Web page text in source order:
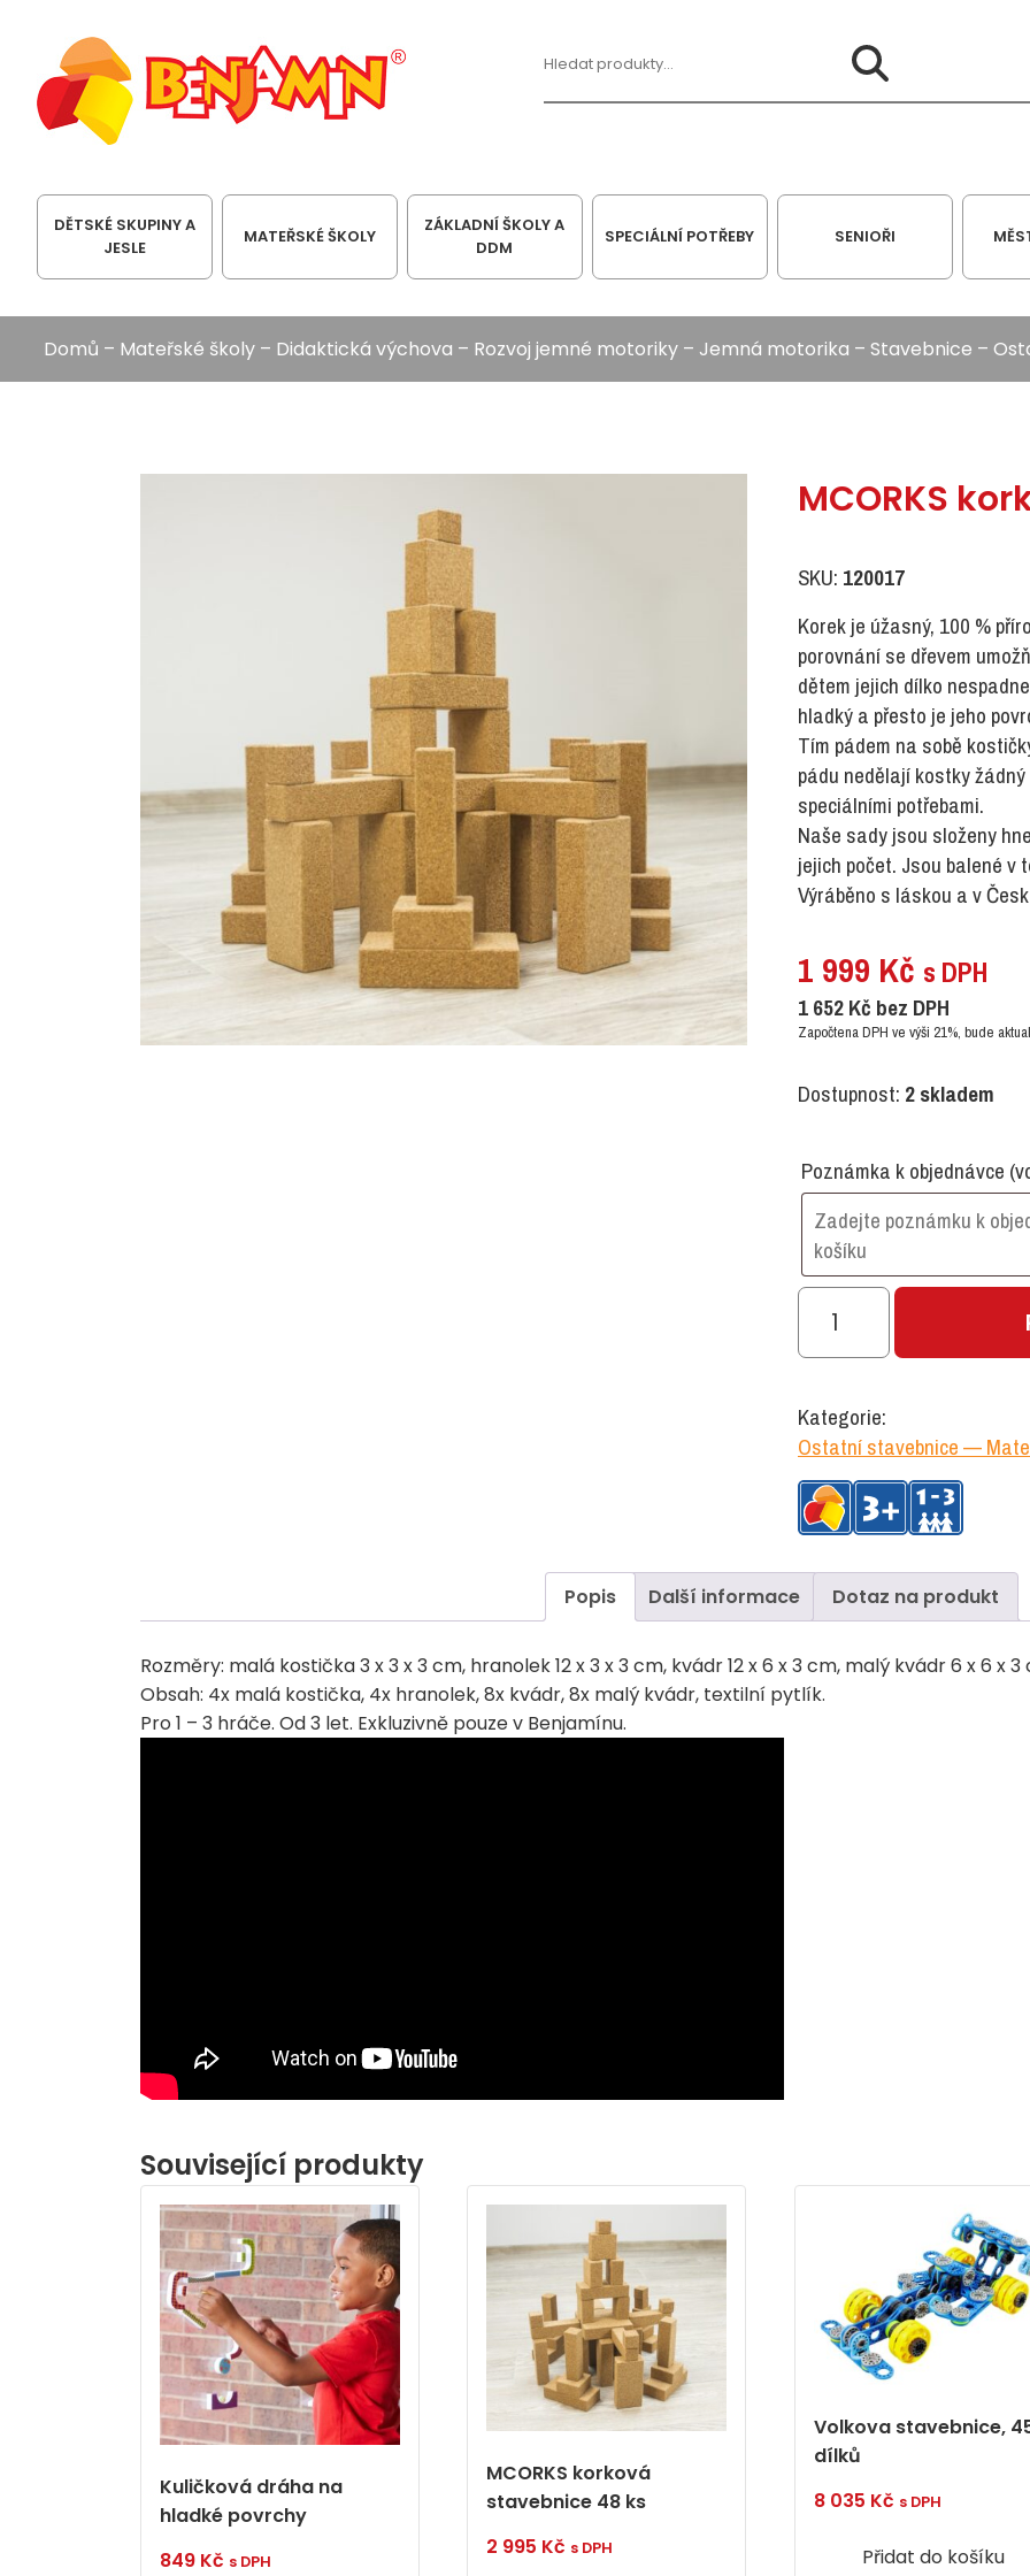
Hledat:
DĚTSKÉ SKUPINY A
JESLE
MATEŘSKÉ ŠKOLY
ZÁKLADNÍ ŠKOLY A
DDM
SPECIÁLNÍ POTŘEBY SENIOŘI
Domů – Mateřské školy– Didaktická výchova – Rozvoj jemné motoriky– Jemná motorika – Stavebnice –
MCORKS
SKU: 120017
Korek je úžasný, 100 %
porovnání se dřevem
dětem jejich dílko
hladký a přesto je jeho
Tím pádem na sobě
pádu nedělají kostky
speciálními potřebami.
Naše sady jsou složeny
jejich počet. Jsou balené v
Výráběno s láskou a v
1 999 Kč s DPH
1 652Kč bez DPH
Započtena DPH ve výši 21%, bude
Dostupnost: 2 skladem
Poznámka k objednávce
MCORKS
korková
24
ks
Kategorie:
Ostatní stavebnice —
Popis Další informace Dotaz na produkt
Rozměry: malá kostička 3 x 3 x 3 cm, hranolek 12 x 3 x 3 cm, kvádr 12 x 6 x 3 cm, malý kvádr 6 x 6 x 3
Obsah: 4x malá kostička, 4x hranolek, 8x kvádr, 8x malý kvádr, textilní pytlík.
Pro 1 – 3 hráče. Od 3 let. Exkluzivně pouze v Benjamínu.
Související produkty
Kuličková dráha na
hladké povrchy
849 Kč s DPH
MCORKS korková
stavebnice 48 ks
2 995 Kč s DPH
Volkova stavebnice,
dílků
8 035 Kč s DPH
Přidat do košíku